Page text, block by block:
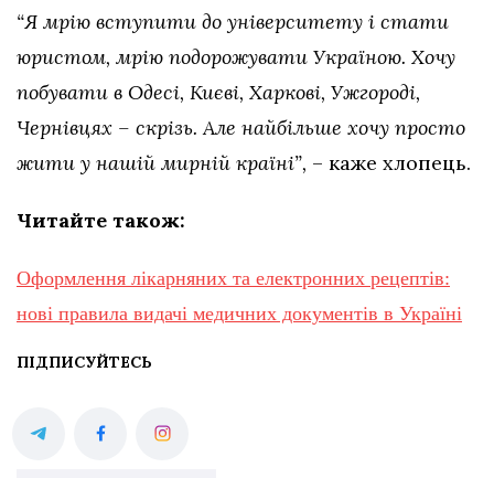
“Я мрію вступити до університету і стати
юристом, мрію подорожувати Україною. Хочу
побувати в Одесі, Києві, Харкові, Ужгороді,
Чернівцях – скрізь. Але найбільше хочу просто
жити у нашій мирній країні”, – каже хлопець.
Читайте також:
Оформлення лікарняних та електронних рецептів:
нові правила видачі медичних документів в Україні
ПІДПИСУЙТЕСЬ